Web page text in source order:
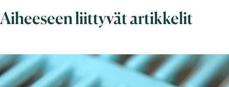
Aiheeseen liittyvät artikkelit